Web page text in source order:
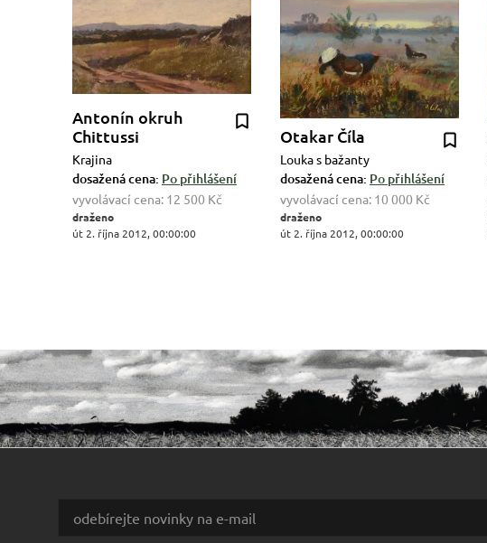
Antonín okruh
Chittussi
Krajina
dosažená cena: Po přihlášení
vyvolávací cena: 12 500 Kč
draženo
út 2. října 2012, 00:00:00
Otakar Číla
Louka s bažanty
dosažená cena: Po přihlášení
vyvolávací cena: 10 000 Kč
draženo
út 2. října 2012, 00:00:00